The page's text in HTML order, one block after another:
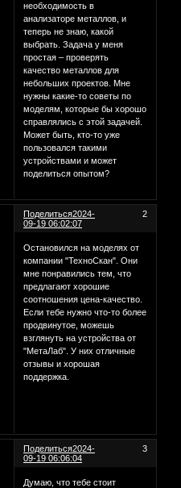
необходимость в
анализаторе металлов, и
теперь не знаю, какой
выбрать. Задача у меня
простая – проверять
качество металлов для
небольших проектов. Мне
нужны какие-то советы по
моделям, которые бы хорошо
справлялись с этой задачей.
Может быть, кто-то уже
пользовался такими
устройствами и может
поделиться опытом?
Поделиться 2
2024-
09-19 06:02:07
Остановился на моделях от
компании "ТехноСкан". Они
мне понравились тем, что
предлагают хорошие
соотношения цена-качество.
Если тебе нужно что-то более
продвинутое, можешь
взглянуть на устройства от
"МетаЛаб". У них отличные
отзывы и хорошая
поддержка.
Поделиться 3
2024-
09-19 06:06:04
Думаю, что тебе стоит